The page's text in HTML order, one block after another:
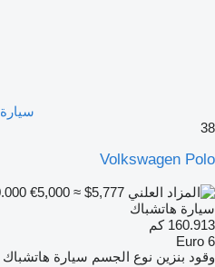
سيارة Volkswagen Polo
38
Volkswagen Polo
€5,000 ≈ $5,777
سيارة هاتشباك
160.913 كم
Euro 6
وقود بنزين نوع الجسم سيارة هاتشباك